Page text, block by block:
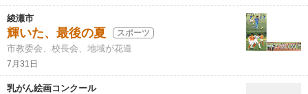
綾瀬市
輝いた、最後の夏 スポーツ
市教委会、校長会、地域が花道
7月31日
乳がん絵画コンクール